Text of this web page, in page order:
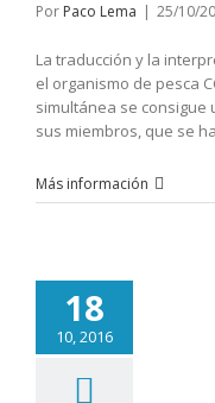
Por Paco Lema | 25/10/
La traducción y la
el organismo de pesca
simultánea se consigue
sus miembros, que se
Más información
18
10, 2016